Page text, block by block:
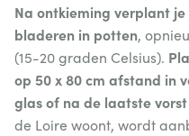
Na ontkieming verplant
bladeren in potten,
(15-20 graden Celsius).
op 50 x 80 cm afstand in
glas of na de laatste
de Loire woont, wordt